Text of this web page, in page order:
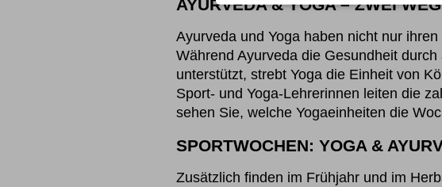
AYURVEDA & YOGA – ZWEI
Ayurveda und Yoga haben nicht nur
Während Ayurveda die Gesundheit
unterstützt, strebt Yoga die Einheit von
Sport- und Yoga-Lehrerinnen leiten die
sehen Sie, welche Yogaeinheiten die
SPORTWOCHEN: YOGA &
Zusätzlich finden im Frühjahr und im